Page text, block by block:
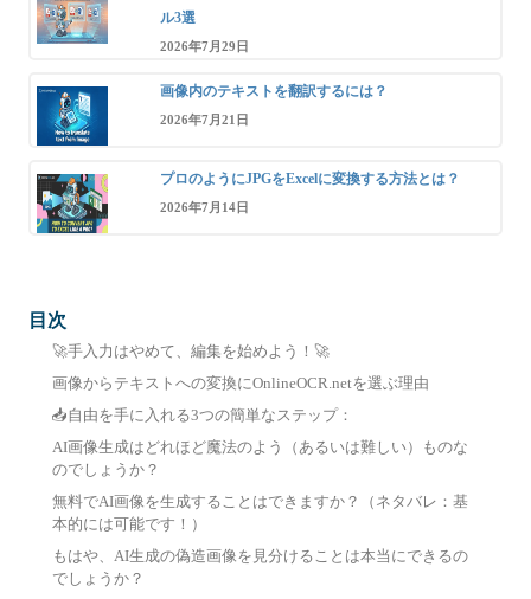
ル3選
2026年7月29日
画像内のテキストを翻訳するには？
2026年7月21日
プロのようにJPGをExcelに変換する方法とは？
2026年7月14日
目次
🚀手入力はやめて、編集を始めよう！🚀
画像からテキストへの変換にOnlineOCR.netを選ぶ理由
📥自由を手に入れる3つの簡単なステップ：
AI画像生成はどれほど魔法のよう（あるいは難しい）ものな
のでしょうか？
無料でAI画像を生成することはできますか？（ネタバレ：基
本的には可能です！）
もはや、AI生成の偽造画像を見分けることは本当にできるの
でしょうか？